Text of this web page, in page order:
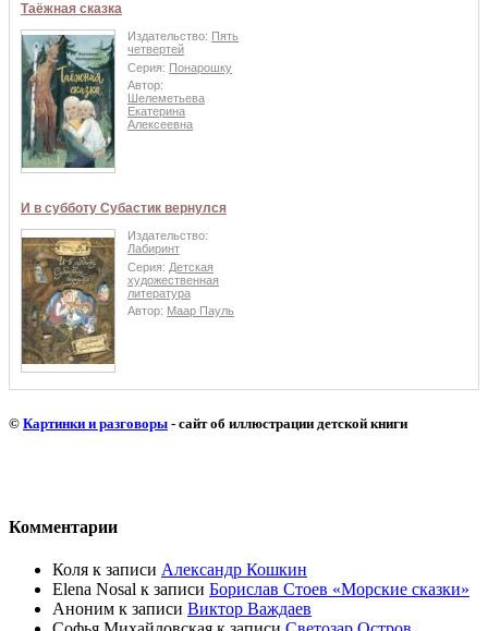
Таёжная сказка
Издательство: Пять
четвертей
Серия: Понарошку
Автор:
Шелеметьева
Екатерина
Алексеевна
И в субботу Субастик вернулся
Издательство:
Лабиринт
Серия: Детская
художественная
литература
Автор: Маар Пауль
© Картинки и разговоры - сайт об иллюстрации детской книги
Комментарии
Коля к записи Александр Кошкин
Elena Nosal к записи Борислав Стоев «Морские сказки»
Аноним к записи Виктор Важдаев